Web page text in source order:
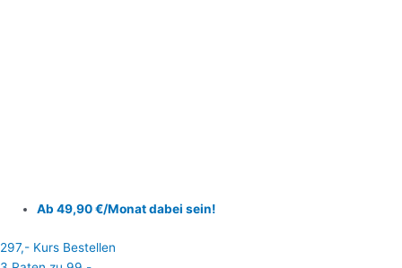
Ab 49,90 €/Monat dabei sein!
297,- Kurs Bestellen